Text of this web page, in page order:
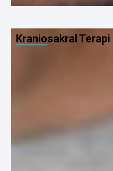
Kraniosakral Terapi